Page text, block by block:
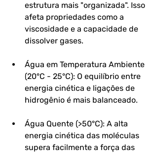
estrutura mais "organizada". Isso
afeta propriedades como a
viscosidade e a capacidade de
dissolver gases.
Água em Temperatura Ambiente
(20°C - 25°C): O equilíbrio entre
energia cinética e ligações de
hidrogênio é mais balanceado.
Água Quente (>50°C): A alta
energia cinética das moléculas
supera facilmente a força das